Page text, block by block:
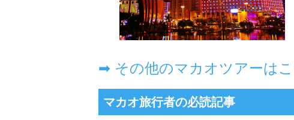
➡ その他のマカオツアーは
マカオ旅行者の必読記事